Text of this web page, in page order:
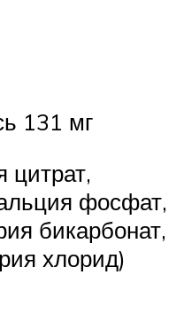
131 мг
цитрат,
фосфат,
бикарбонат,
хлорид)